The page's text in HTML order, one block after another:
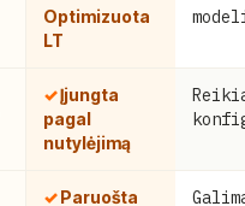
Optimizuota
LT
Įjungta
pagal
nutylėjimą
Paruošta